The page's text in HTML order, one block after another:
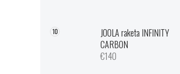
JOOLA raketa INFINITY
CARBON
€140